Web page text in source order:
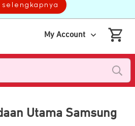
My Account
Utama Samsung
selengkapnya